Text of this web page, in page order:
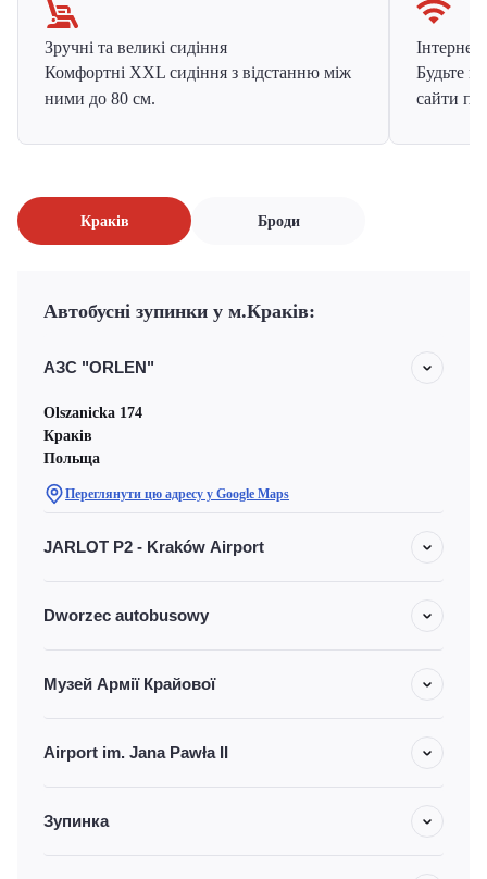
Зручні та великі сидіння
Комфортні XXL сидіння з відстанню між
ними до 80 см.
Інтернет
Будьте
сайти
Краків Броди
Автобусні зупинки у м.Краків:
АЗС "ORLEN"
Olszanicka 174
Краків
Польща
Переглянути цю адресу у Google Maps
JARLOT P2 - Kraków Airport
Dworzec autobusowy
Музей Армії Крайової
Airport im. Jana Pawła II
Зупинка